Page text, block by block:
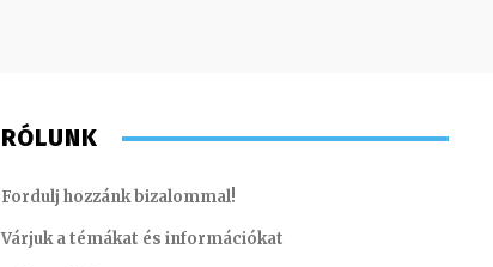
RÓLUNK
Fordulj hozzánk bizalommal!
Várjuk a témákat és információkat